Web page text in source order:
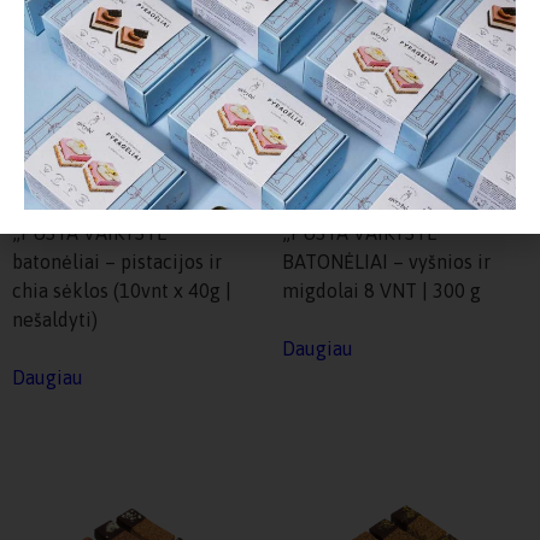
„PŪSTA VAIKYSTĖ”
batonėliai – pistacijos ir
chia sėklos (10vnt x 40g |
nešaldyti)
Daugiau
„PŪSTA VAIKYSTĖ”
BATONĖLIAI – vyšnios ir
migdolai 8 VNT | 300 g
Daugiau